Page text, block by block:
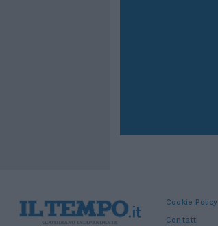
Cookie Policy
Contatti